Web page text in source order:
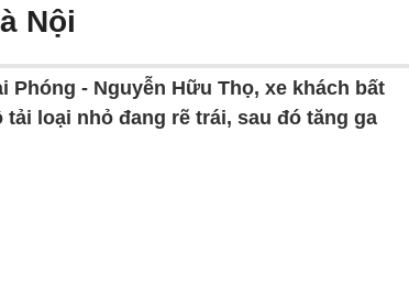
Nội
Phóng - Nguyễn Hữu Thọ, xe khách bất
loại nhỏ đang rẽ trái, sau đó tăng ga